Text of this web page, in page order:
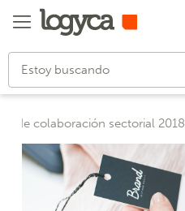
de colaboración sectorial 2018